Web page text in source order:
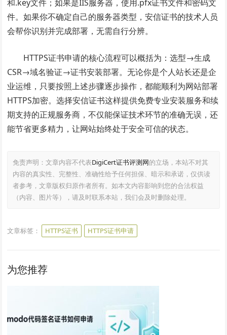
和.key文件；如果是IIS服务器，使用.pfx证书文件和密码文
件。如果你不确定自己的服务器类型，安信证书的技术人员
会帮你识别并完成部署，无需自行分辨。
HTTPS证书申请的核心流程可以概括为：选型→生成
CSR→域名验证→证书安装部署。无论你是个人站长还是企
业运维，只要按照上述步骤逐步操作，都能顺利为网站部署
HTTPS加密。选择安信证书这样提供免费专业安装服务和续
期支持的正规服务商，不仅能保证技术环节的准确无误，还
能节省更多精力，让网站始终处于安全可信的状态。
免责声明：文章内容不代表DigiCert证书评测网的立场，本站不对其
内容的真实性、完整性、准确性给予任何担保、暗示和承诺，仅供读
者参考，文章版权归原作者所有。如本文内容影响到您的合法权益
（内容、图片等），请及时联系本站，我们会及时删除处理。
文章标签： HTTPS证书 HTTPS证书申请
为您推荐